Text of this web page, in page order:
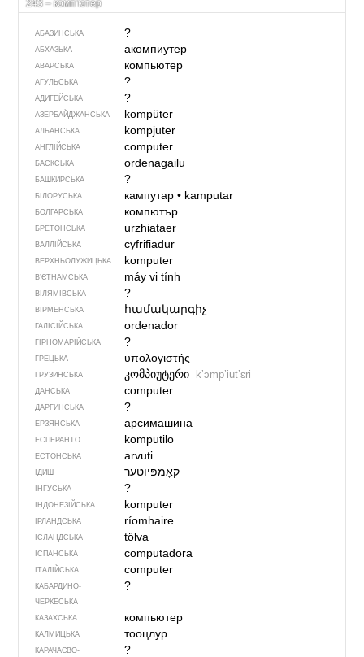
243 – комп’ютер
АБАЗИНСЬКА ?
АБХАЗЬКА акомпиутер
АВАРСЬКА компьютер
АГУЛЬСЬКА ?
АДИГЕЙСЬКА ?
АЗЕРБАЙДЖАНСЬКА kompüter
АЛБАНСЬКА kompjuter
АНГЛІЙСЬКА computer
БАСКСЬКА ordenagailu
БАШКИРСЬКА ?
БІЛОРУСЬКА кампутар• kamputar
БОЛГАРСЬКА компютър
БРЕТОНСЬКА urzhiataer
ВАЛЛІЙСЬКА cyfrifiadur
ВЕРХНЬОЛУЖИЦЬКА komputer
В’ЄТНАМСЬКА máy vi tính
ВІЛЯМІВСЬКА ?
ВІРМЕНСЬКА համակարգիչ
ГАЛІСІЙСЬКА ordenador
ГІРНОМАРІЙСЬКА ?
ГРЕЦЬКА υπολογιστής
ГРУЗИНСЬКА კომპიუტერი kʼɔmpʼiutʼɛri
ДАНСЬКА computer
ДАРГИНСЬКА ?
ЕРЗЯНСЬКА арсимашина
ЕСПЕРАНТО komputilo
ЕСТОНСЬКА arvuti
ЇДИШ
ІНГУСЬКА ?
ІНДОНЕЗІЙСЬКА komputer
ІРЛАНДСЬКА ríomhaire
ІСЛАНДСЬКА tölva
ІСПАНСЬКА computadora
ІТАЛІЙСЬКА computer
КАБАРДИНО-
ЧЕРКЕСЬКА
?
КАЗАХСЬКА компьютер
КАЛМИЦЬКА тооцлур
КАРАЧАЄВО-
?